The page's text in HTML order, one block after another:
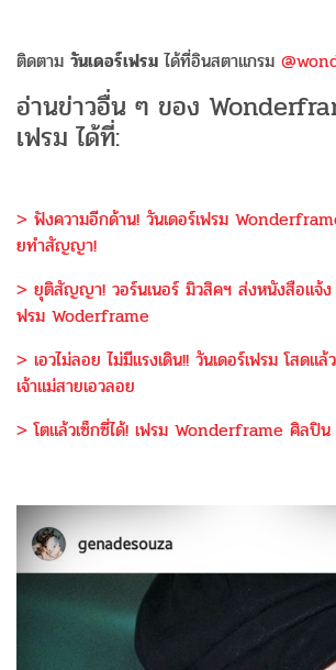
ติดตาม วันเดอร์เฟรม ได้ที่อินสตาแกรม
อ่านข่าวอื่น ๆ ของ
เฟรม ได้ที่:
> ฟังความอีกด้าน! วันเดอร์เฟรม
ยทำสัญญา!
> ยุติสัญญา! วอร์นเนอร์ มิวสิคฯ ส่งหนังสือแจ้ง
ฟรม Woderframe
> เอวไม่ลอย ไม่มีแรงเดิน!! วันเดอร์เฟรม โสดแ
เจ้าแม่สายเอวลอย
> โตแล้วเซ็กซี่ได้! เฟรม Wonderframe ศิลปิ